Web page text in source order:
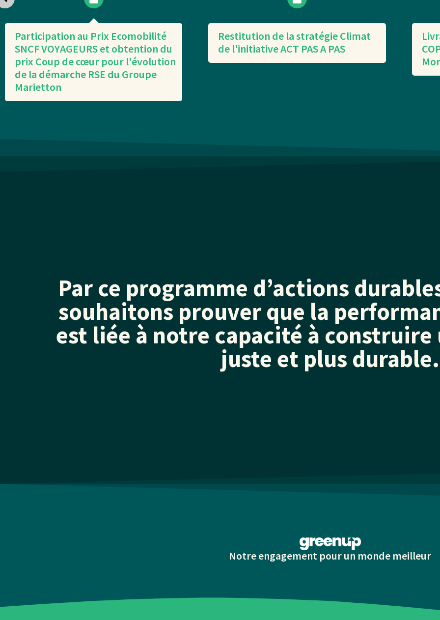
Participation au Prix Ecomobilité
SNCF VOYAGEURS et obtention du
prix Coup de cœur pour l'évolution
de la démarche RSE du Groupe
Marietton
Restitution de la stratégie Climat
de l'initiative ACT PAS A PAS
Par ce programme d’actions
souhaitons prouver que la
est liée à notre capacité à construire
juste et plus durable.
Notre engagement pour un monde meilleur